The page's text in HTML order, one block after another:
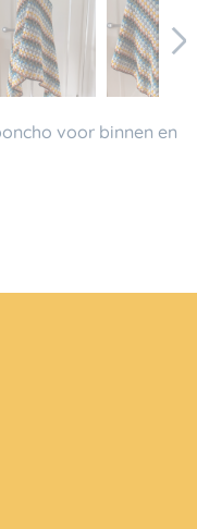
voor binnen en